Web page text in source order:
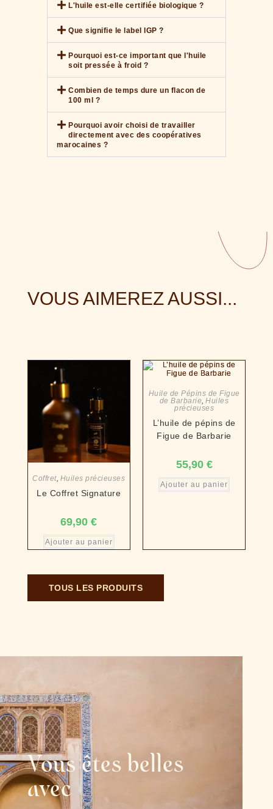
L'huile est-elle certifiée biologique ?
Que signifie le label IGP ?
Pourquoi est-ce important que l'huile
soit pressée à froid ?
Combien de temps dure un flacon de
100 ml ?
Pourquoi avoir choisi de travailler
directement avec des coopératives
marocaines ?
VOUS AIMEREZ AUSSI...
Coffret, Huiles précieuses
Le Coffret Signature
69,90€
Ajouter au panier
Huile de Pépins de Figue
de Barbarie,Huiles
précieuses
L’huile de pépins de
Figue de Barbarie
55,90 €
Ajouter au panier
TOUS LES PRODUITS
Vous êtes belles
avec